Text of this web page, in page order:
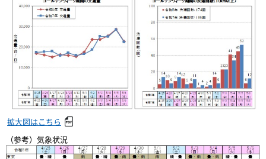
拡大図はこちら
（参考）気象状況